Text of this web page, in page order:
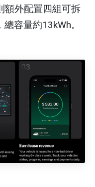
額外配置四組可拆
容量約13kWh。